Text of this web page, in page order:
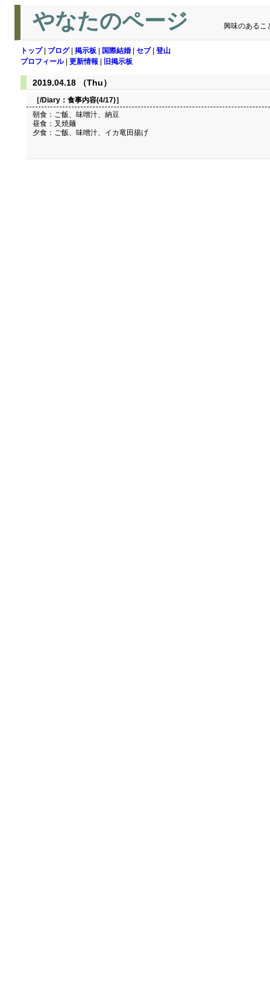
やなたのページ 興味のあるこ
トップ| ブログ| 掲示板 国際結婚 セブ| 登山
プロフィール| 更新情報 旧掲示板
2019.04.18 （Thu）
［/Diary： 食事内容(4/17)］
朝食：ご飯、味噌汁、納豆
昼食：叉焼麺
夕食：ご飯、味噌汁、イカ竜田揚げ